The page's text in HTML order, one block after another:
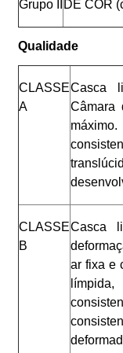
Grupo II DE COR
Qualidade
CLASSE
A
Casca
Câmara
CLASSE
B
Casca
ar fixa e